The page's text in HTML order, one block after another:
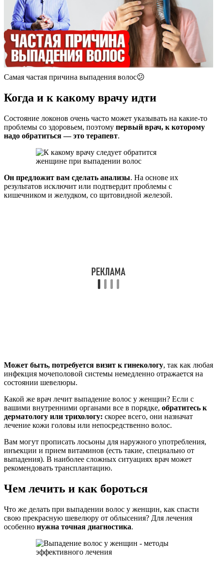
Самая частая причина выпадения волос😕
Когда и к какому врачу идти
Состояние локонов очень часто может указывать на какие-то
проблемы со здоровьем, поэтому первый врач, к которому
надо обратиться — это терапевт.
Он предложит вам сделать анализы. На основе их
результатов исключит или подтвердит проблемы с
кишечником и желудком, со щитовидной железой.
Может быть, потребуется визит к гинекологу, так как любая
инфекция мочеполовой системы немедленно отражается на
состоянии шевелюры.
Какой же врач лечит выпадение волос у женщин? Если с
вашими внутренними органами все в порядке, обратитесь к
дерматологу или трихологу: скорее всего, они назначат
лечение кожи головы или непосредственно волос.
Вам могут прописать лосьоны для наружного употребления,
инъекции и прием витаминов (есть такие, специально от
выпадения). В наиболее сложных ситуациях врач может
рекомендовать трансплантацию.
Чем лечить и как бороться
Что же делать при выпадении волос у женщин, как спасти
свою прекрасную шевелюру от облысения? Для лечения
особенно нужна точная диагностика.